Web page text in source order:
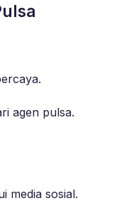
agen pulsa.
media sosial.